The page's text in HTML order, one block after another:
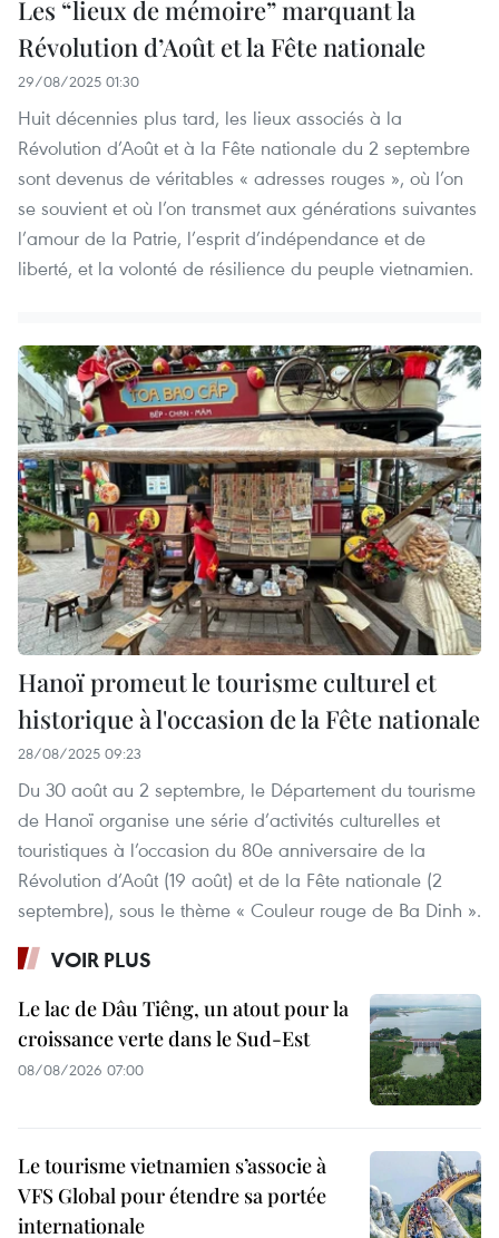
Les “lieux de mémoire” marquant la
Révolution d’Août et la Fête nationale
29/08/2025 01:30
Huit décennies plus tard, les lieux associés à la
Révolution d’Août et à la Fête nationale du 2 septembre
sont devenus de véritables « adresses rouges », où l’on
se souvient et où l’on transmet aux générations suivantes
l’amour de la Patrie, l’esprit d’indépendance et de
liberté, et la volonté de résilience du peuple vietnamien.
Hanoï promeut le tourisme culturel et
historique à l'occasion de la Fête nationale
28/08/2025 09:23
Du 30 août au 2 septembre, le Département du tourisme
de Hanoï organise une série d’activités culturelles et
touristiques à l’occasion du 80e anniversaire de la
Révolution d’Août (19 août) et de la Fête nationale (2
septembre), sous le thème « Couleur rouge de Ba Dinh ».
VOIR PLUS
Le lac de Dâu Tiêng, un atout pour la
croissance verte dans le Sud-Est
08/08/2026 07:00
Le tourisme vietnamien s’associe à
VFS Global pour étendre sa portée
internationale